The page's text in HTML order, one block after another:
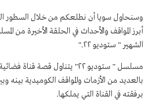
وسنحاول سويا أن نطلعكم من خلال السطور القليلة
أبرز المواقف والأحداث في الحلقة الأخيرة من
الشهير " ستوديو ٢٢
".
مسلسل " ستوديو ٢٢" يتناول قصة قناة
بالعديد من الأزمات والمواقف الكوميدية بينه وبين
برفقته في القناة التي يملكها.